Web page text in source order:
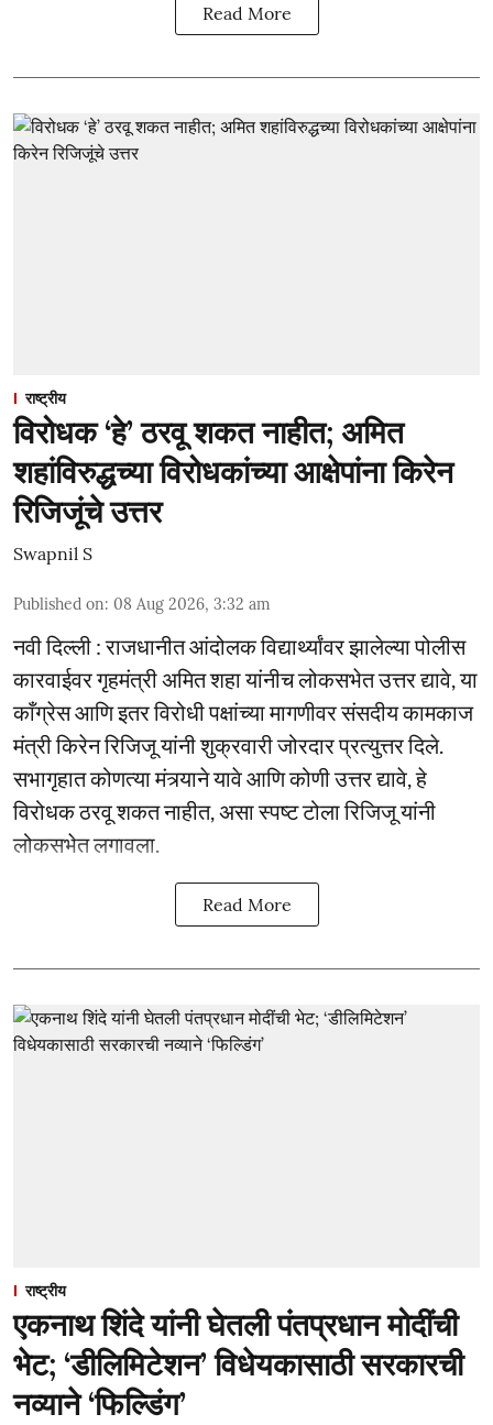
Read More
राष्ट्रीय
विरोधक ‘हे’ ठरवू शकत नाहीत; अमित
शहांविरुद्धच्या विरोधकांच्या आक्षेपांना किरेन
रिजिजूंचे उत्तर
Swapnil S
Published on: 08 Aug 2026, 3:32 am
नवी दिल्ली : राजधानीत आंदोलक विद्यार्थ्यांवर झालेल्या पोलीस
कारवाईवर गृहमंत्री अमित शहा यांनीच लोकसभेत उत्तर द्यावे, या
काँग्रेस आणि इतर विरोधी पक्षांच्या मागणीवर संसदीय कामकाज
मंत्री किरेन रिजिजू यांनी शुक्रवारी जोरदार प्रत्युत्तर दिले.
सभागृहात कोणत्या मंत्र्याने यावे आणि कोणी उत्तर द्यावे, हे
विरोधक ठरवू शकत नाहीत, असा स्पष्ट टोला रिजिजू यांनी
लोकसभेत लगावला.
Read More
राष्ट्रीय
एकनाथ शिंदे यांनी घेतली पंतप्रधान मोदींची
भेट; ‘डीलिमिटेशन’ विधेयकासाठी सरकारची
नव्याने ‘फिल्डिंग’